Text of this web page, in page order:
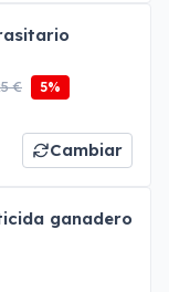
€ 5%
Cambiar
ganadero